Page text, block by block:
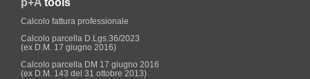
p+A tools
Calcolo fattura professionale
Calcolo parcella D.Lgs.36/2023
(ex D.M. 17 giugno 2016)
Calcolo parcella DM 17 giugno 2016
(ex D.M. 143 del 31 ottobre 2013)